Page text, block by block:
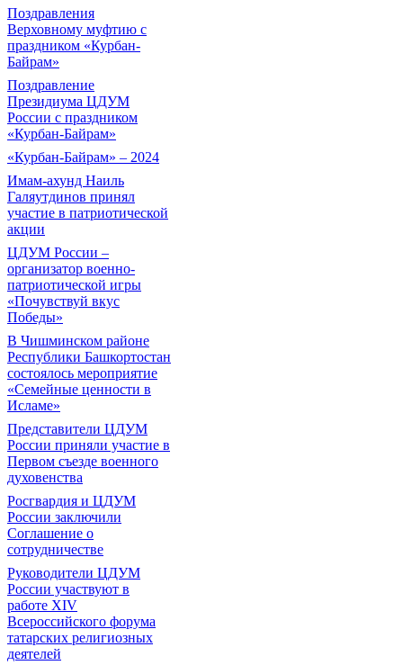
Поздравления
Верховному муфтию с
праздником «Курбан-
Байрам»
Поздравление
Президиума ЦДУМ
России с праздником
«Курбан-Байрам»
«Курбан-Байрам» – 2024
Имам-ахунд Наиль
Галяутдинов принял
участие в патриотической
акции
ЦДУМ России –
организатор военно-
патриотической игры
«Почувствуй вкус
Победы»
В Чишминском районе
Республики Башкортостан
состоялось мероприятие
«Семейные ценности в
Исламе»
Представители ЦДУМ
России приняли участие в
Первом съезде военного
духовенства
Росгвардия и ЦДУМ
России заключили
Соглашение о
сотрудничестве
Руководители ЦДУМ
России участвуют в
работе XIV
Всероссийского форума
татарских религиозных
деятелей